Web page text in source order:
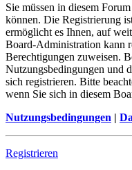
Sie müssen in diesem
können. Die Registrierung
ermöglicht es Ihnen, auf
Board-Administration kann
Berechtigungen zuweisen.
Nutzungsbedingungen und
sich registrieren. Bitte
wenn Sie sich in diesem
Nutzungsbedingungen |
Registrieren